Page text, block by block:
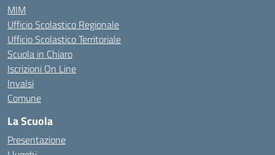
MIM
Ufficio Scolastico Regionale
Ufficio Scolastico Territoriale
Scuola in Chiaro
Iscrizioni On Line
Invalsi
Comune
La Scuola
Presentazione